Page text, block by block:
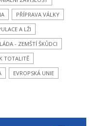
PŘÍPRAVA VÁLKY
A LŽI
- ZEMŠTÍ ŠKŮDCI
TOTALITĚ
EVROPSKÁ UNIE